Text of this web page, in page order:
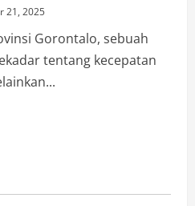
21, 2025
Gorontalo, sebuah
tentang kecepatan